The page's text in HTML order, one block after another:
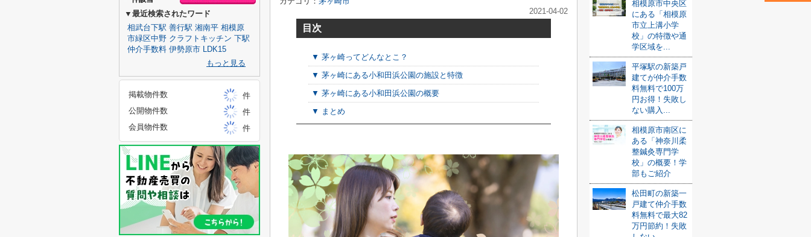
2021-04-02
目次
▼ 茅ヶ崎ってどんなとこ？
▼ 茅ヶ崎にある小和田浜公園の施設と特徴
▼ 茅ヶ崎にある小和田浜公園の概要
▼ まとめ
相模原市中央区
にある「相模原
市立上溝小学
校」の特徴や通
学区域を...
平塚駅の新築戸
建てが仲介手数
料無料で100万
円お得！失敗し
ない購入...
相模原市南区に
ある「神奈川柔
整鍼灸専門学
校」の概要！学
部もご紹介
松田町の新築一
戸建て仲介手数
料無料で最大82
万円節約！失敗
▼最近検索されたワード
相武台下駅 善行駅 湘南平 相模原
市緑区中野 クラフトキッチン 下駅
仲介手数料 伊勢原市 LDK15
もっと見る
掲載物件数
件
公開物件数
件
会員物件数
件